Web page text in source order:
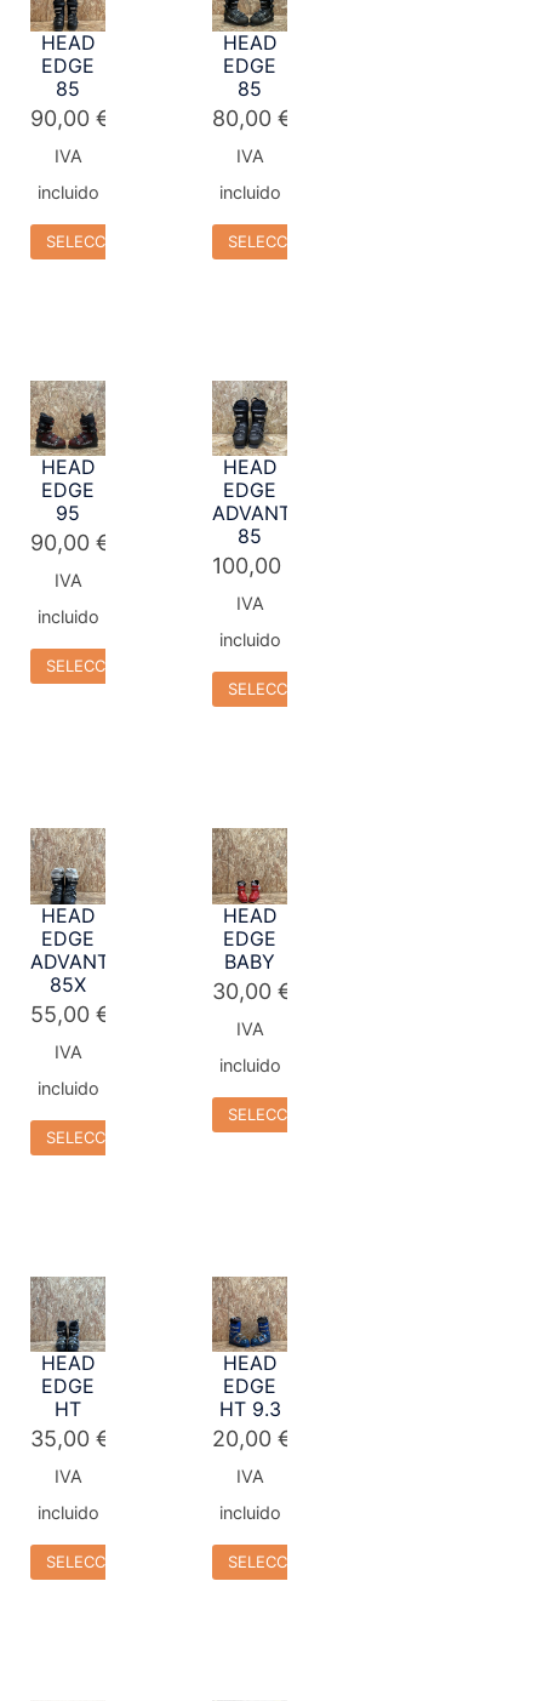
HEAD
EDGE
85
90,00 €
IVA
incluido
SELECCIONAR OPCIONES
HEAD
EDGE
85
80,00 €
IVA
incluido
SELECCIONAR OPCIONES
HEAD
EDGE
95
90,00 €
IVA
incluido
SELECCIONAR OPCIONES
HEAD
EDGE
ADVANT
85
100,00
IVA
incluido
SELECCIONAR OPCIONES
HEAD
EDGE
ADVANT
85X
55,00 €
IVA
incluido
SELECCIONAR OPCIONES
HEAD
EDGE
BABY
30,00 €
IVA
incluido
SELECCIONAR OPCIONES
HEAD
EDGE
HT
35,00 €
IVA
incluido
SELECCIONAR OPCIONES
HEAD
EDGE
HT 9.3
20,00 €
IVA
incluido
SELECCIONAR OPCIONES